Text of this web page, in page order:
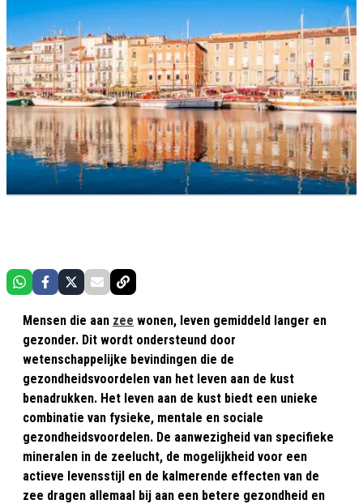
Mensen die aan zee wonen, leven gemiddeld langer en
gezonder. Dit wordt ondersteund door
wetenschappelijke bevindingen die de
gezondheidsvoordelen van het leven aan de kust
benadrukken. Het leven aan de kust biedt een unieke
combinatie van fysieke, mentale en sociale
gezondheidsvoordelen. De aanwezigheid van specifieke
mineralen in de zeelucht, de mogelijkheid voor een
actieve levensstijl en de kalmerende effecten van de
zee dragen allemaal bij aan een betere gezondheid en